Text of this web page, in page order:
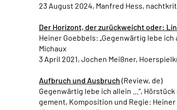
23 August 2024, Manfred Hess,
Der Horizont, der zurückweicht oder:
Heiner Goebbels: „Gegenwärtig lebe
Michaux
3 April 2021, Jochen Meißner,
Aufbruch und Ausbruch (Review, de)
Gegenwärtig lebe ich allein ...“,
gement, Komposition und Regie: Heiner